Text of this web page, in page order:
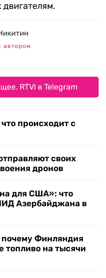
автором
RTVI в Telegram
происходит с
своих
дронов
для США»: что
Азербайджана в
почему Финляндия
топливо на тысячи